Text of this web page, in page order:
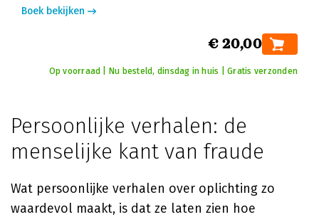
Boek bekijken
€ 20,00
Op voorraad | Nu besteld, dinsdag in huis | Gratis verzonden
Persoonlijke verhalen: de
menselijke kant van fraude
Wat persoonlijke verhalen over oplichting zo
waardevol maakt, is dat ze laten zien hoe